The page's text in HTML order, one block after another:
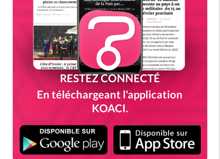
RESTEZ CONNECTÉ
En téléchargeant l'application
KOACI.